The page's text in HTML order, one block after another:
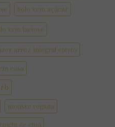
bolo sem açúcar
sem lactose
arroz integral cateto
casa
mousse vegana
de chia